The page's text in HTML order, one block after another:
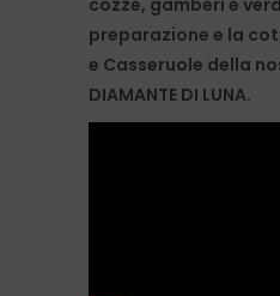
preparazione e la
e Casseruole della
DIAMANTE DI LUNA.